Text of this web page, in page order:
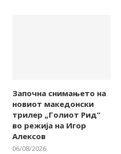
Започна снимањето на
новиот македонски
трилер „Голиот Рид“
во режија на Игор
Алексов
06/08/2026